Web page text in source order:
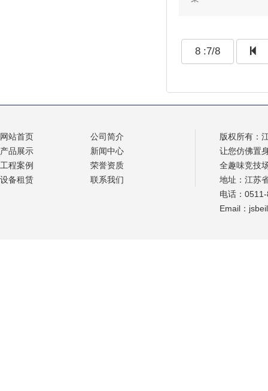
8 :7/8
网站首页
公司简介
产品展示
新闻中心
工程案例
荣誉资质
设备租赁
联系我们
版权所有：
让您仿佛置
全趣味竞技
地址：江苏
电话：
Email：